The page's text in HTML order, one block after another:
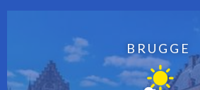
BRUGGE